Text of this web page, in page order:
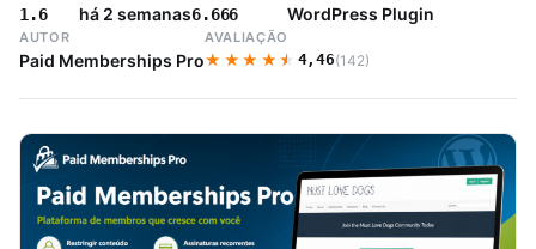
1.6 há 2 semanas6.666 WordPress Plugin
AUTOR
Paid Memberships Pro
AVALIAÇÃO
★★★★★
★★★★★ 4,46(142)